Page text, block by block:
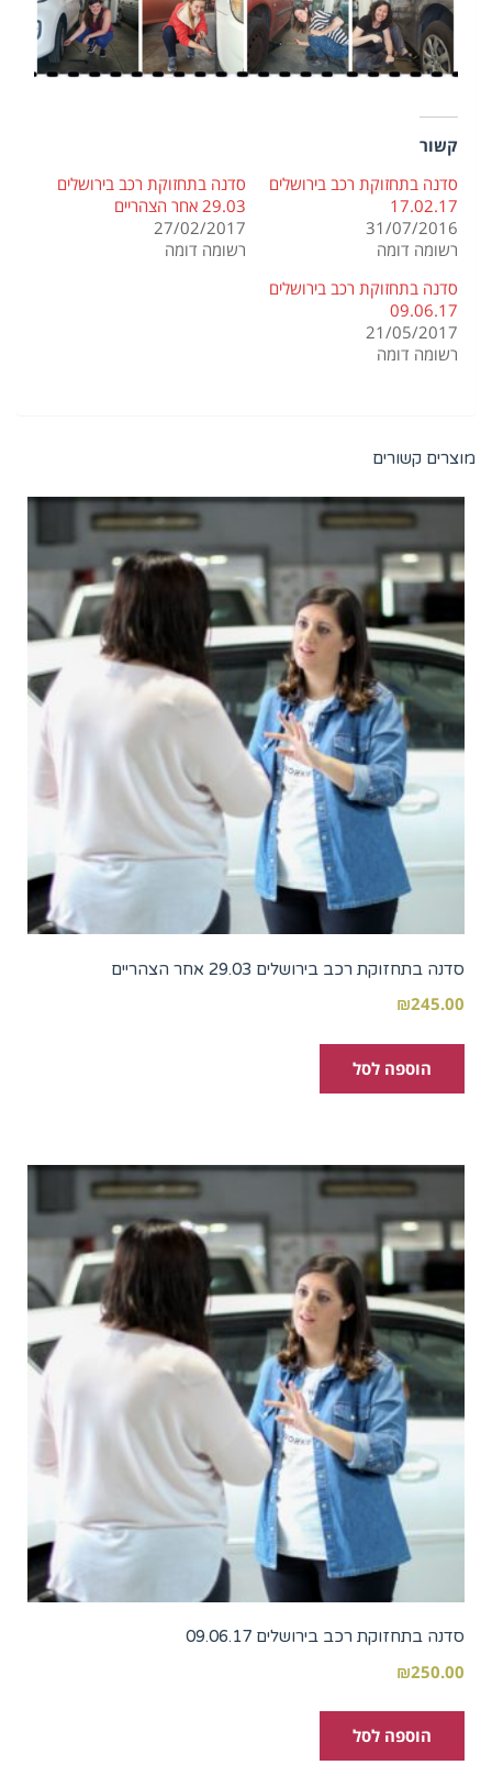
קשור
סדנה בתחזוקת רכב בירושלים
17.02.17
31/07/2016
רשומה דומה
סדנה בתחזוקת רכב בירושלים
29.03 אחר הצהריים
27/02/2017
רשומה דומה
סדנה בתחזוקת רכב בירושלים
09.06.17
21/05/2017
רשומה דומה
מוצרים קשורים
סדנה בתחזוקת רכב בירושלים 29.03 אחר הצהריים
₪245.00
הוספה לסל
סדנה בתחזוקת רכב בירושלים 09.06.17
₪250.00
הוספה לסל